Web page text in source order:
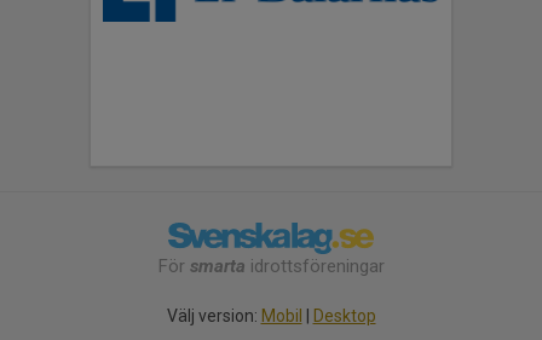
För smarta idrottsföreningar
Välj version: Mobil Desktop